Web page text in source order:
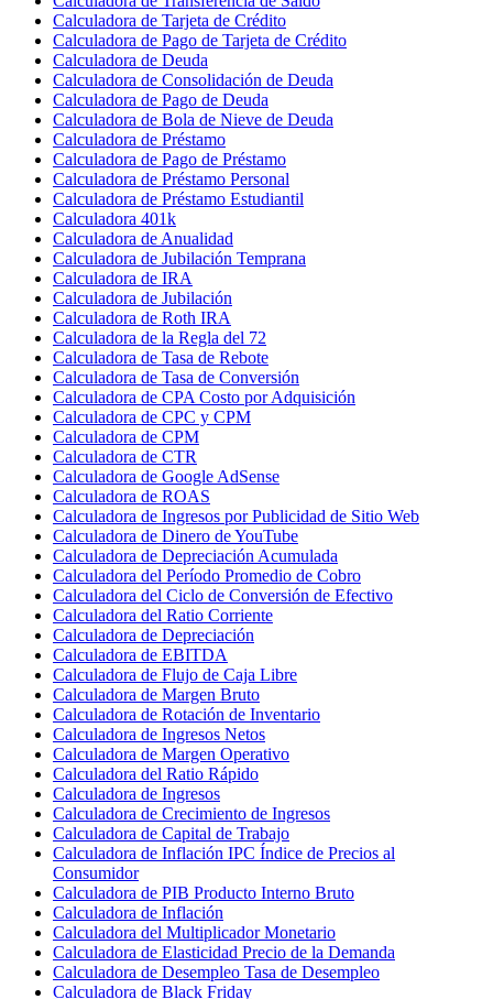
Calculadora de Tarjeta de Crédito
Calculadora de Pago de Tarjeta de Crédito
Calculadora de Deuda
Calculadora de Consolidación de Deuda
Calculadora de Pago de Deuda
Calculadora de Bola de Nieve de Deuda
Calculadora de Préstamo
Calculadora de Pago de Préstamo
Calculadora de Préstamo Personal
Calculadora de Préstamo Estudiantil
Calculadora 401k
Calculadora de Anualidad
Calculadora de Jubilación Temprana
Calculadora de IRA
Calculadora de Jubilación
Calculadora de Roth IRA
Calculadora de la Regla del 72
Calculadora de Tasa de Rebote
Calculadora de Tasa de Conversión
Calculadora de CPA Costo por Adquisición
Calculadora de CPC y CPM
Calculadora de CPM
Calculadora de CTR
Calculadora de Google AdSense
Calculadora de ROAS
Calculadora de Ingresos por Publicidad de Sitio Web
Calculadora de Dinero de YouTube
Calculadora de Depreciación Acumulada
Calculadora del Período Promedio de Cobro
Calculadora del Ciclo de Conversión de Efectivo
Calculadora del Ratio Corriente
Calculadora de Depreciación
Calculadora de EBITDA
Calculadora de Flujo de Caja Libre
Calculadora de Margen Bruto
Calculadora de Rotación de Inventario
Calculadora de Ingresos Netos
Calculadora de Margen Operativo
Calculadora del Ratio Rápido
Calculadora de Ingresos
Calculadora de Crecimiento de Ingresos
Calculadora de Capital de Trabajo
Calculadora de Inflación IPC Índice de Precios al
Consumidor
Calculadora de PIB Producto Interno Bruto
Calculadora de Inflación
Calculadora del Multiplicador Monetario
Calculadora de Elasticidad Precio de la Demanda
Calculadora de Desempleo Tasa de Desempleo
Calculadora de Black Friday